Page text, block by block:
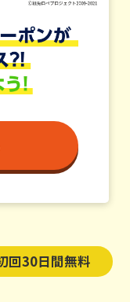
回30日間無料